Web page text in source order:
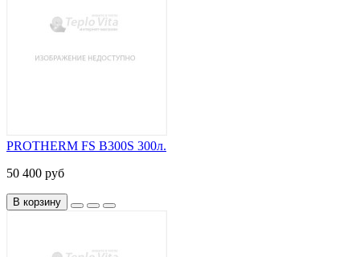
PROTHERM FS B300S 300л.
50 400 руб
В корзину